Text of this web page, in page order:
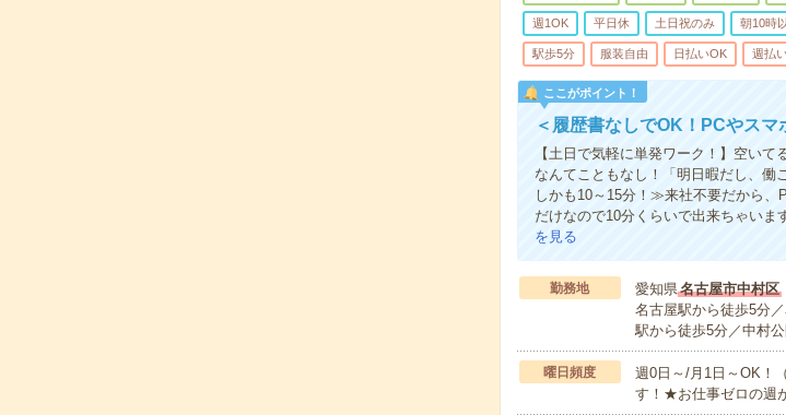
週1OK 平日休 土日祝のみ 朝10時
駅歩5分 服装自由 日払いOK 週払
ここがポイント！
＜履歴書なしでOK！PCやス
【土日で気軽に単発ワーク！】空い
なんてこともなし！「明日暇だし、働
しかも10～15分！≫来社不要だから、
だけなので10分くらいで出来ちゃい
を見る
勤務地 愛知県名古屋市中村区
名古屋駅から徒歩5分
駅から徒歩5分／中村
曜日頻度
週0日～/月1日～OK！
す！★お仕事ゼロの週